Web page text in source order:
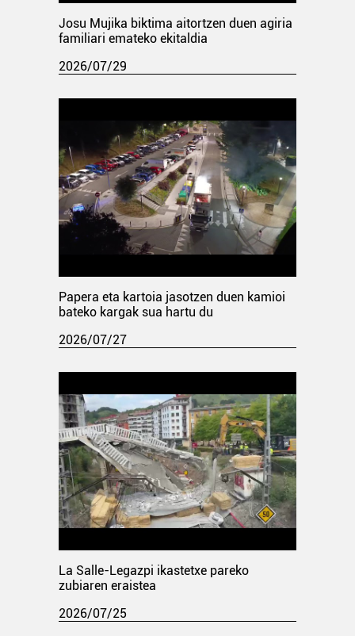
Josu Mujika biktima aitortzen duen agiria
familiari emateko ekitaldia
2026/07/29
Papera eta kartoia jasotzen duen kamioi
bateko kargak sua hartu du
2026/07/27
La Salle-Legazpi ikastetxe pareko
zubiaren eraistea
2026/07/25